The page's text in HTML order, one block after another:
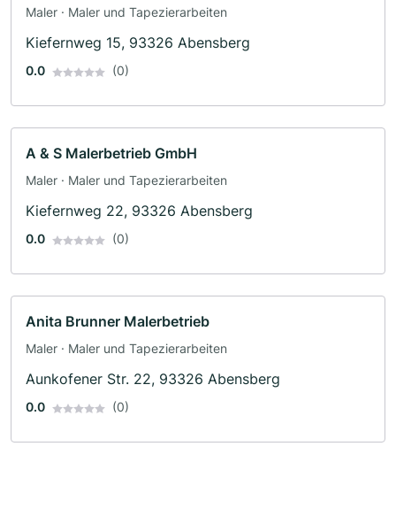
Maler · Maler und Tapezierarbeiten
Kiefernweg 15, 93326 Abensberg
0.0 (0)
A & S Malerbetrieb GmbH
Maler · Maler und Tapezierarbeiten
Kiefernweg 22, 93326 Abensberg
0.0 (0)
Anita Brunner Malerbetrieb
Maler · Maler und Tapezierarbeiten
Aunkofener Str. 22, 93326 Abensberg
0.0 (0)